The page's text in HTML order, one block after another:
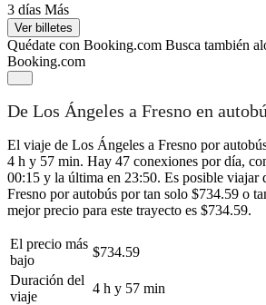
3 días Más
Ver billetes
Quédate con Booking.com Busca también
Booking.com
De Los Ángeles a Fresno en
El viaje de Los Ángeles a Fresno por
4 h y 57 min. Hay 47 conexiones por día,
00:15 y la última en 23:50. Es posible viajar
Fresno por autobús por tan solo $734.59 o
mejor precio para este trayecto es $734.59.
El precio más
bajo
$734.59
Duración del
viaje
4 h y 57 min